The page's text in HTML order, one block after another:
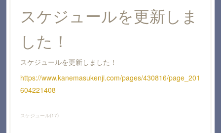
スケジュールを更新しま
した！
スケジュールを更新しました！
https://www.kanemasukenji.com/pages/430816/page_201
604221408
スケジュール(17)